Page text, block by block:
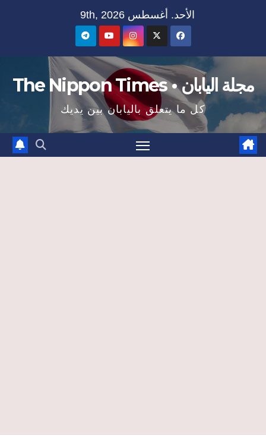
الأحد. أغسطس 9th, 2026
مجلة اليابان • The Nippon Times
كل ما يتعلق باليابان بين يديك